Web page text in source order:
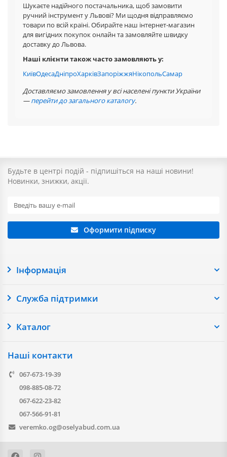
Шукаєте надійного постачальника, щоб замовити
ручний інструмент у Львові? Ми щодня відправляємо
товари по всій країні. Обирайте наш інтернет-магазин
для вигідних покупок онлайн та замовляйте швидку
доставку до Львова.
Наші клієнти також часто замовляють у:
КиївОдесаДніпроХарківЗапоріжжяНікопольСамар
Доставляємо замовлення у всі населені пункти України
—перейти до загального каталогу.
Будьте в центрі подій - підпишіться на наші новини!
Новинки, знижки, акції.
Оформити підписку
Інформація
Служба підтримки
Каталог
Наші контакти
067-673-19-39
098-885-08-72
067-622-23-82
067-566-91-81
veremko.og@oselyabud.com.ua